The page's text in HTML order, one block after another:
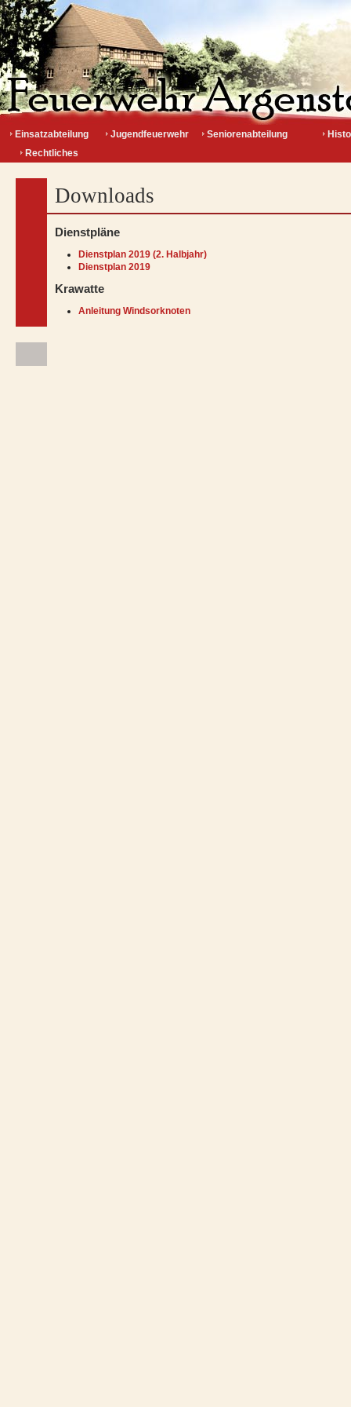
Einsatzabteilung Jugendfeuerwehr Seniorenabteilung
Rechtliches
Downloads
Dienstpläne
Dienstplan 2019 (2. Halbjahr)
Dienstplan 2019
Krawatte
Anleitung Windsorknoten